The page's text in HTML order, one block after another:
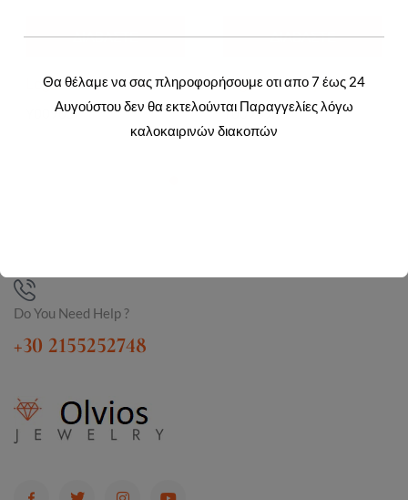
ΔΙΑΒΆΣΤΕ
ΠΕΡΙΣΣΌΤΕΡΑ
Login to view prices
Y00905
ΔΙΑΒΆΣΤΕ
ΠΕΡΙΣΣΌΤΕΡΑ
Login to view prices
Y00969
Do You Need Help ?
+30 2155252748
Θα θέλαμε να σας πληροφορήσουμε οτι απο 7 έως 24
Αυγούστου δεν θα εκτελούνται Παραγγελίες λόγω
καλοκαιρινών διακοπών